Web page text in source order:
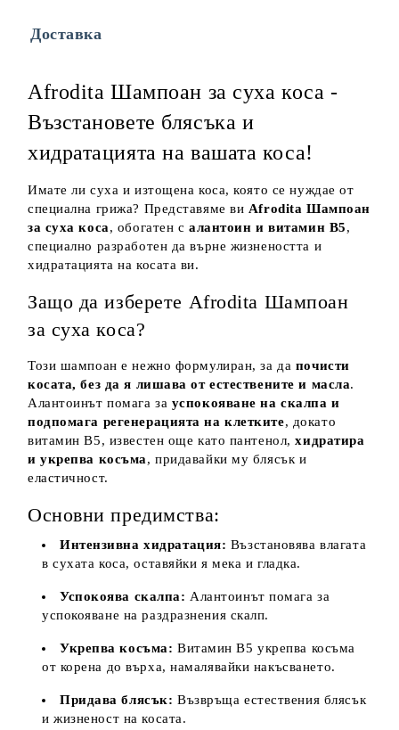
Ние ще се свържем с вас в рамките на работния ден.
Доставка
Afrodita Шампоан за суха коса -
Възстановете блясъка и
хидратацията на вашата коса!
Имате ли суха и изтощена коса, която се нуждае от
специална грижа? Представяме ви Afrodita Шампоан
за суха коса, обогатен салантоин и витамин B5,
специално разработен да върне жизнеността и
хидратацията на косата ви.
Защо да изберете Afrodita Шампоан
за суха коса?
Този шампоан е нежно формулиран, за да почисти
косата, без да я лишава от естествените и масла.
Алантоинът помага за успокояване на скалпа и
подпомага регенерацията на клетките, докато
витамин B5, известен още като пантенол,хидратира
и укрепва косъма, придавайки му блясък и
еластичност.
Основни предимства:
Интензивна хидратация: Възстановява влагата
в сухата коса, оставяйки я мека и гладка.
Успокоява скалпа: Алантоинът помага за
успокояване на раздразнения скалп.
Укрепва косъма: Витамин B5 укрепва косъма
от корена до върха, намалявайки накъсването.
Придава блясък: Възвръща естествения блясък
и жизненост на косата.